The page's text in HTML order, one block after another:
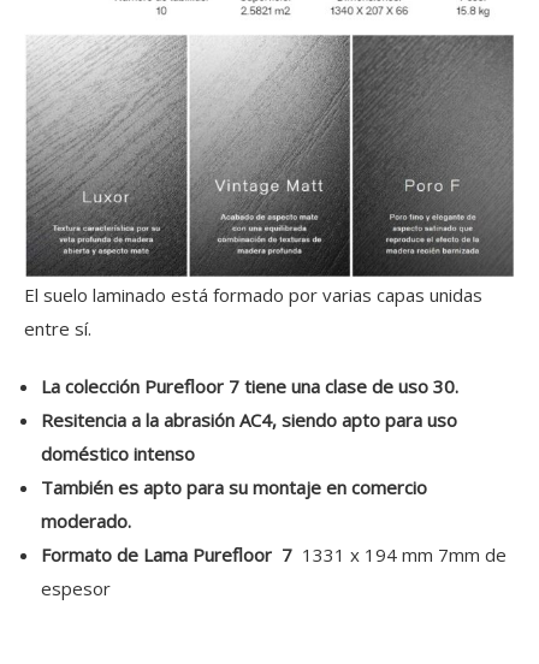
El suelo laminado está formado por varias capas unidas
entre sí.
La colección Purefloor 7 tiene una clase de uso 30.
Resitencia a la abrasión AC4, siendo apto para uso
doméstico intenso
También es apto para su montaje en comercio
moderado.
Formato de Lama Purefloor 7 1331 x 194 mm 7mm de
espesor